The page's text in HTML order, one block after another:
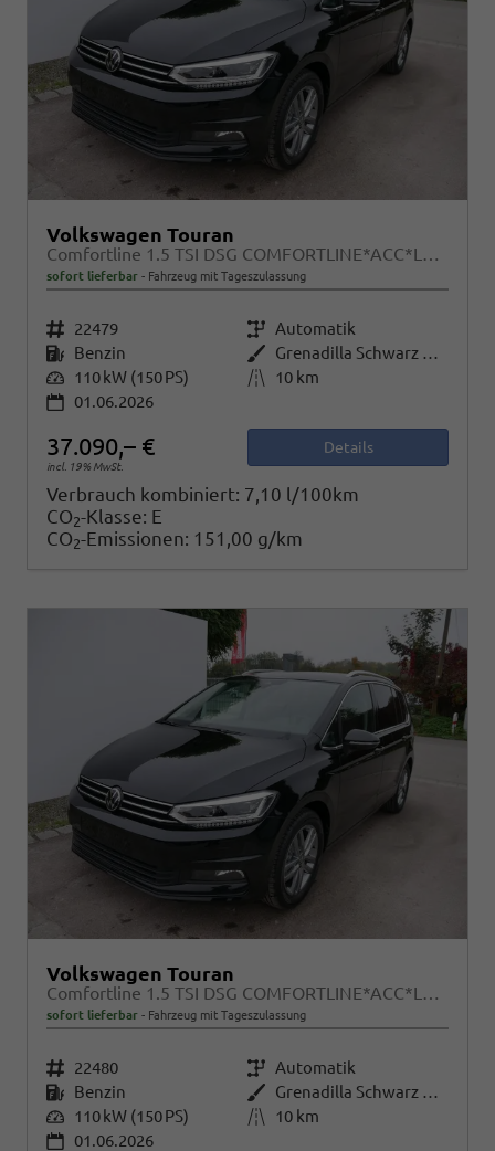
Volkswagen Touran
Comfortline 1.5 TSI DSG COMFORTLINE*ACC*LED*PDC*KAMERA*NAVI*SHZ* 7-SITZER 17-ZOLL
sofort lieferbar Fahrzeug mit Tageszulassung
Fahrzeugnr. 22479 Getriebe Automatik
Kraftstoff Benzin Außenfarbe
Grenadilla Schwarz Metallic
Leistung 110 kW (150 PS) Kilometerstand
10 km
01.06.2026
37.090,– €
incl. 19% MwSt.
Details
Verbrauch kombiniert: 7,10 l/100km
CO2-Klasse: E
CO2-Emissionen: 151,00 g/km
Volkswagen Touran
Comfortline 1.5 TSI DSG COMFORTLINE*ACC*LED*PDC*KAMERA*NAVI*SHZ* 7-SITZER 17-ZOLL
sofort lieferbar Fahrzeug mit Tageszulassung
Fahrzeugnr. 22480 Getriebe Automatik
Kraftstoff Benzin Außenfarbe
Grenadilla Schwarz Metallic
Leistung 110 kW (150 PS) Kilometerstand
10 km
01.06.2026